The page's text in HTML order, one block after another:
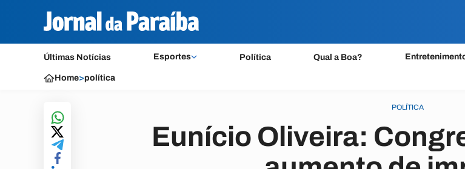
Últimas Notícias Esportes Política Qual a Boa?
Home>política
POLÍTICA
Eunício Oliveira: